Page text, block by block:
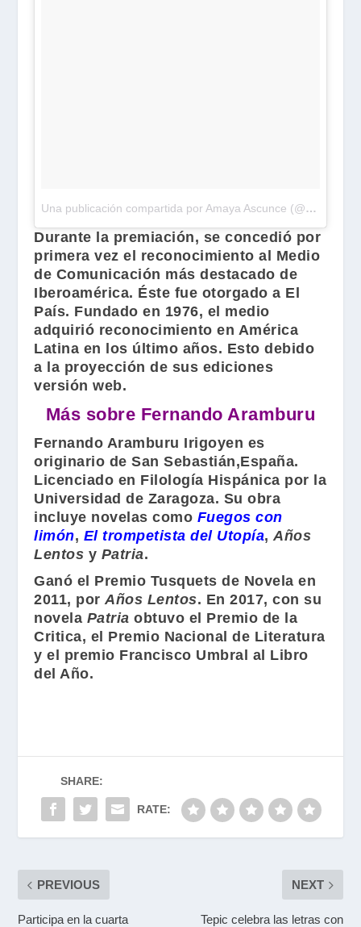
Una publicación compartida por Amaya Ascunce (@amayaascunce)
Durante la premiación, se concedió por
primera vez el reconocimiento al Medio
de Comunicación más destacado de
Iberoamérica. Éste fue otorgado a El
País. Fundado en 1976, el medio
adquirió reconocimiento en América
Latina en los último años. Esto debido
a la proyección de sus ediciones
versión web.
Más sobre Fernando Aramburu
Fernando Aramburu Irigoyen es
originario de San Sebastián,España.
Licenciado en Filología Hispánica por la
Universidad de Zaragoza. Su obra
incluye novelas como Fuegos con
limón, El trompetista del Utopía,Años
Lentos y Patria.
Ganó el Premio Tusquets de Novela en
2011, porAños Lentos. En 2017, con su
novela Patria obtuvo el Premio de la
Critica, el Premio Nacional de Literatura
y el premio Francisco Umbral al Libro
del Año.
SHARE:
RATE:
PREVIOUS
Participa en la cuarta
NEXT
Tepic celebra las letras con